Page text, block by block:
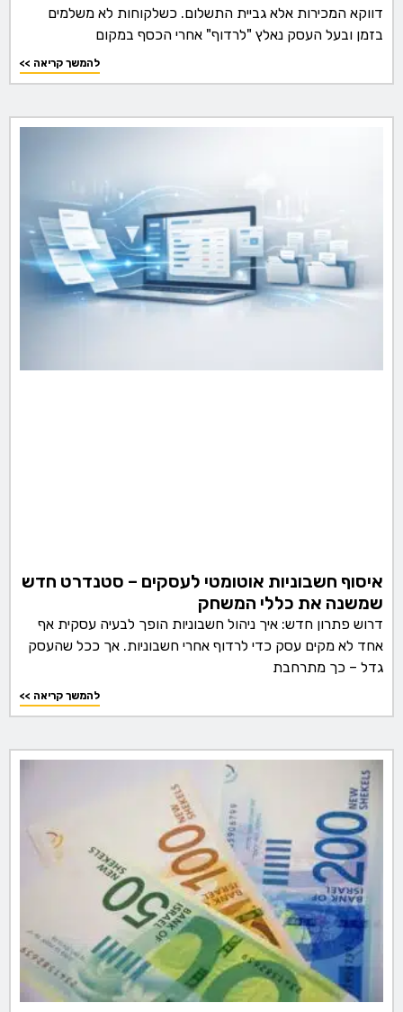
דווקא המכירות אלא גביית התשלום. כשלקוחות לא משלמים
בזמן ובעל העסק נאלץ "לרדוף" אחרי הכסף במקום
<< להמשך קריאה
איסוף חשבוניות אוטומטי לעסקים – סטנדרט חדש
שמשנה את כללי המשחק
דרוש פתרון חדש: איך ניהול חשבוניות הופך לבעיה עסקית אף
אחד לא מקים עסק כדי לרדוף אחרי חשבוניות. אך ככל שהעסק
גדל – כך מתרחבת
<< להמשך קריאה